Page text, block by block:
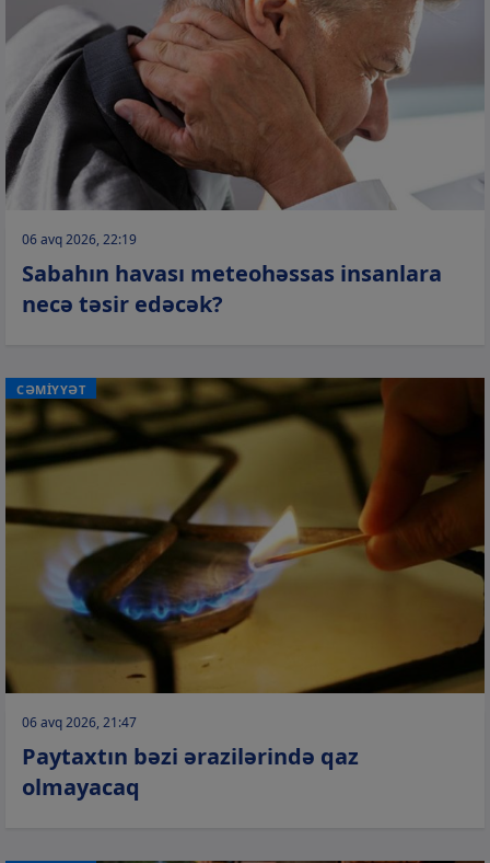
06 avq 2026, 22:19
Sabahın havası meteohəssas insanlara
necə təsir edəcək?
CƏMİYYƏT
06 avq 2026, 21:47
Paytaxtın bəzi ərazilərində qaz
olmayacaq